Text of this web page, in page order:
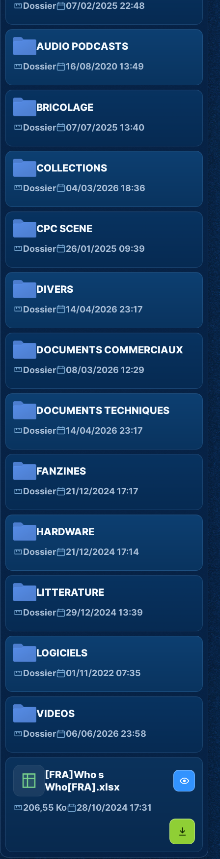
Dossier 07/02/2025 22:48
AUDIO PODCASTS
Dossier 16/08/2020 13:49
BRICOLAGE
Dossier 07/07/2025 13:40
COLLECTIONS
Dossier 04/03/2026 18:36
CPC SCENE
Dossier 26/01/2025 09:39
DIVERS
Dossier 14/04/2026 23:17
DOCUMENTS COMMERCIAUX
Dossier 08/03/2026 12:29
DOCUMENTS TECHNIQUES
Dossier 14/04/2026 23:17
FANZINES
Dossier 21/12/2024 17:17
HARDWARE
Dossier 21/12/2024 17:14
LITTERATURE
Dossier 29/12/2024 13:39
LOGICIELS
Dossier 01/11/2022 07:35
VIDEOS
Dossier 06/06/2026 23:58
[FRA]Who s
Who[FRA].xlsx
206,55 Ko 28/10/2024 17:31